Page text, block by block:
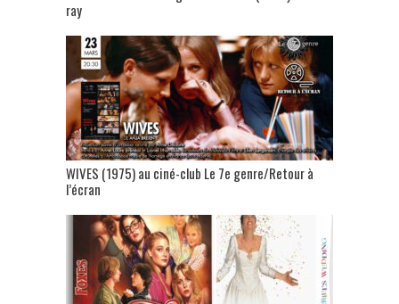
ray
WIVES (1975) au ciné-club Le 7e genre/Retour à
l’écran